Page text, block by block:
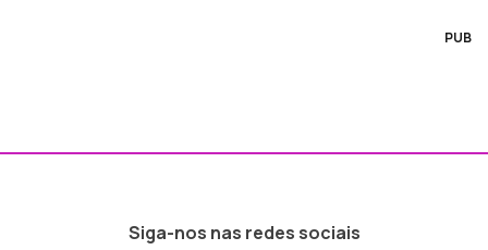
PUB
Siga-nos nas redes sociais